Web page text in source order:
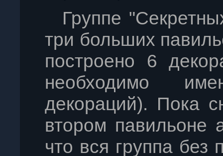
Группе
три больших
построено 6
необходимо
декораций). Пока
втором павильоне
что вся группа